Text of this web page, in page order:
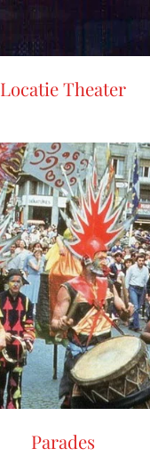
Locatie Theater
Parades